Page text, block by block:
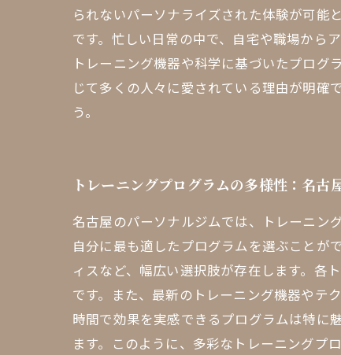
られないパーソナライズされた体験が可能
です。忙しい日常の中で、自宅や職場から
トレーニング機器や科学に基づいたプログ
じて多くの人々に愛されている理由が明確
う。
トレーニングプログラムの多様性：名古
名古屋のパーソナルジムでは、トレーニン
自分に最も適したプログラムを選ぶことが
ィスなど、幅広い選択肢が存在します。各
です。また、最新のトレーニング機器やテ
時間で効果を実感できるプログラムは特に
ます。このように、多彩なトレーニングプ